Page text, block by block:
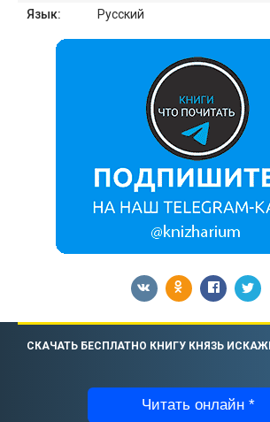
Язык:
Русский
СКАЧАТЬ БЕСПЛАТНО КНИГУ КНЯЗЬ
Читать онлайн *